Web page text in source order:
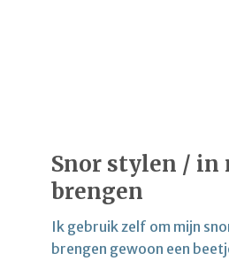
Snor stylen / in
brengen
Ik gebruik zelf om mijn
brengen gewoon een